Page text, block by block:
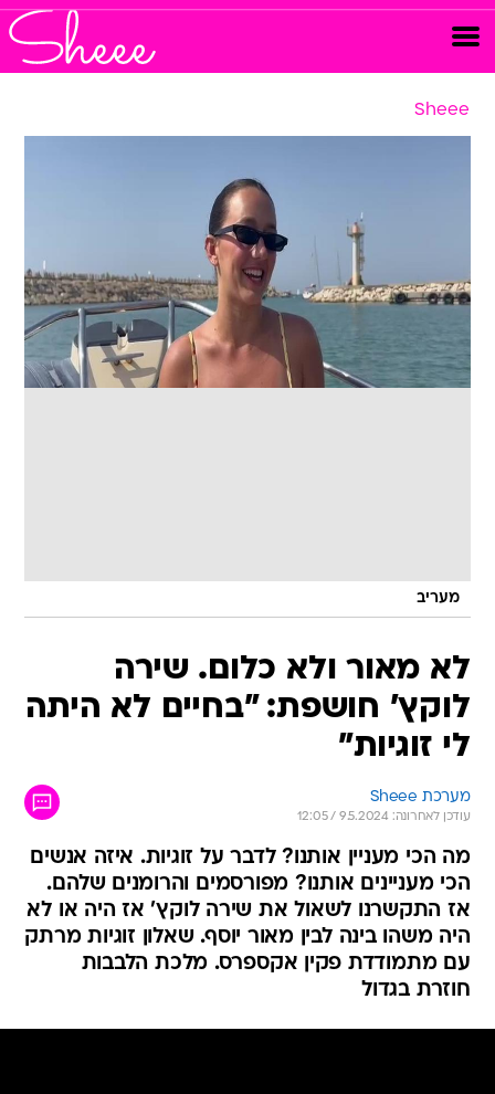
Sheee
מעריב
לא מאור ולא כלום. שירה
לוקץ' חושפת: "בחיים לא היתה
לי זוגיות"
מערכת Sheee
עודכן לאחרונה: 9.5.2024 / 12:05
מה הכי מעניין אותנו? לדבר על זוגיות. איזה אנשים
הכי מעניינים אותנו? מפורסמים והרומנים שלהם.
אז התקשרנו לשאול את שירה לוקץ' אז היה או לא
היה משהו בינה לבין מאור יוסף. שאלון זוגיות מרתק
עם מתמודדת פקין אקספרס. מלכת הלבבות
חוזרת בגדול